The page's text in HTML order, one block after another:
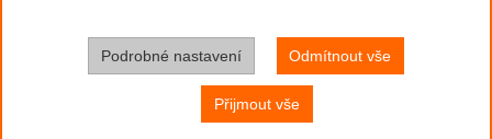
Podrobné nastavení Odmítnout vše
Přijmout vše